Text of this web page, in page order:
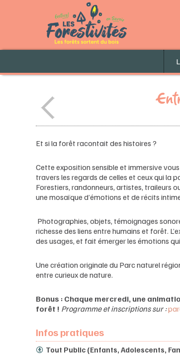
Et si la forêt racontait des histoires ?
Cette exposition sensible et immersive
travers les regards de celles et ceux qui la
Forestiers, randonneurs, artistes, traileurs
une mosaïque d’émotions et de récits
Photographies, objets, témoignages
richesse des liens entre humains et forêt.
des usages, et fait émerger les émotions
Une création originale du Parc naturel
entre curieux de nature.
Bonus : Chaque mercredi, une
forêt ! Programme et inscriptions sur :
Infos pratiques
Tout Public (Enfants, Adolescents,